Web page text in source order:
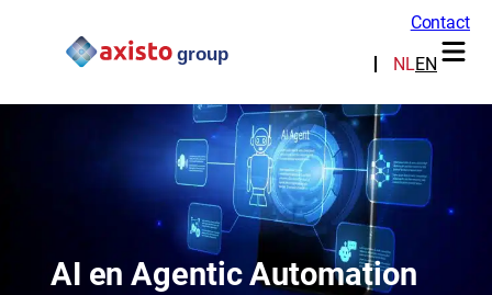
Contact
NLEN
AI en Agentic Automation